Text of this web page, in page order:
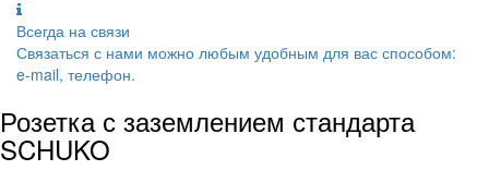
Всегда на связи
Связаться с нами можно любым удобным для вас способом:
e-mail, телефон.
Розетка с заземлением стандарта
SCHUKO